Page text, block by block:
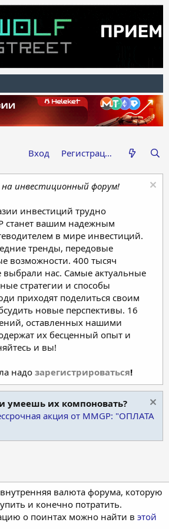
Вход Регистрация
инвестиционный форум!
инвестиций трудно
станет вашим надежным
в мире инвестиций.
тренды, передовые
возможности. 400 тысяч
выбрали нас. Самые актуальные
стратегии и способы
приходят поделиться своим
новые перспективы. 16
оставленных нашими
их бесценный опыт и
и вы!
надо зарегистрироваться!
умеешь их компоновать?
акция от MMGP: "ОПЛАТА
валюта форума, которую
и конечно потратить.
о поинтах можно найти в этой